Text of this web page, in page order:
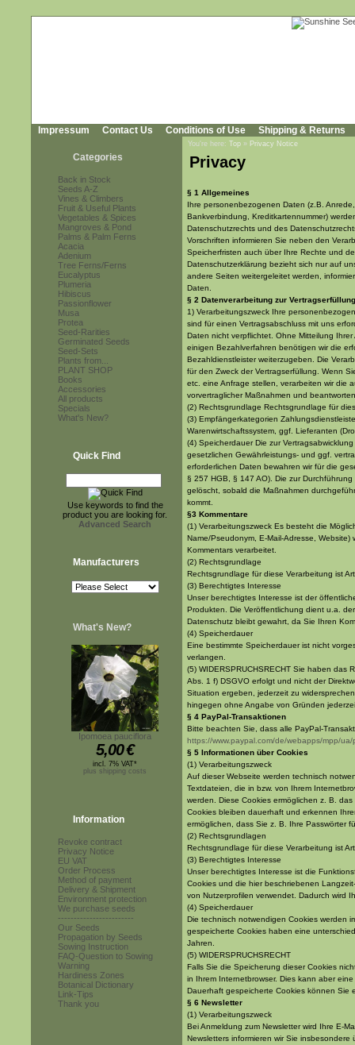
Impressum Contact Us Conditions of Use Shipping & Returns
Categories
Back in Stock
Seeds A-Z
Vines & Climbers
Fruit & Useful Plants
Vegetables & Spices
Mangroves & Pond
Palms & Palm Ferns
Acacia
Adenium
Tree Ferns/Ferns
Eucalyptus
Plumeria
Hibiscus
Passionflower
Musa
Protea
Seed-Rarities
Germinated Seeds
Seed-Sets
Plants from...
PLANT SHOP
Books
Accessories
All products
Specials
What's New?
Quick Find
Use keywords to find the
product you are looking for.
Advanced Search
Manufacturers
What's New?
Ipomoea pauciflora
5,00€
incl. 7% VAT*
plus shipping costs
Information
Revoke contract
Privacy Notice
EU VAT
Order Process
Method of payment
Delivery & Shipment
Environment protection
We purchase seeds
------------------------
Our Seeds
Propagation by Seeds
Sowing Instruction
FAQ-Question to Sowing
Warning
Hardiness Zones
Botanical Dictionary
Link-Tips
Thank you
You're here: Top » Privacy Notice
Privacy
§ 1 Allgemeines
Ihre personenbezogenen Daten (z.B.
Bankverbindung, Kreditkartennummer)
Datenschutzrechts und des
Vorschriften informieren Sie neben den
Speicherfristen auch über Ihre Rechte und
Datenschutzerklärung bezieht sich nur auf
andere Seiten weitergeleitet werden,
Daten.
§ 2 Datenverarbeitung zur Vertragserfüllung
1) Verarbeitungszweck Ihre
sind für einen Vertragsabschluss mit uns
Daten nicht verpflichtet. Ohne Mitteilung
einigen Bezahlverfahren benötigen wir die
Bezahldienstleister weiterzugeben. Die
für den Zweck der Vertragserfüllung. Wenn
etc. eine Anfrage stellen, verarbeiten wir die
vorvertraglicher Maßnahmen und
(2) Rechtsgrundlage Rechtsgrundlage für
(3) Empfängerkategorien
Warenwirtschaftssystem, ggf. Lieferanten
(4) Speicherdauer Die zur
gesetzlichen Gewährleistungs- und ggf.
erforderlichen Daten bewahren wir für die
§ 257 HGB, § 147 AO). Die zur
gelöscht, sobald die Maßnahmen
kommt.
§3 Kommentare
(1) Verarbeitungszweck Es besteht die
Name/Pseudonym, E-Mail-Adresse,
Kommentars verarbeitet.
(2) Rechtsgrundlage
Rechtsgrundlage für diese Verarbeitung ist
(3) Berechtigtes Interesse
Unser berechtigtes Interesse ist der
Produkten. Die Veröffentlichung dient u.a.
Datenschutz bleibt gewahrt, da Sie Ihren
(4) Speicherdauer
Eine bestimmte Speicherdauer ist nicht
verlangen.
(5) WIDERSPRUCHSRECHT Sie haben das
Abs. 1 f) DSGVO erfolgt und nicht der
Situation ergeben, jederzeit zu
hingegen ohne Angabe von Gründen
§ 4 PayPal-Transaktionen
Bitte beachten Sie, dass alle PayPal-
https://www.paypal.com/de/webapps/mpp/ua/
§ 5 Informationen über Cookies
(1) Verarbeitungszweck
Auf dieser Webseite werden technisch
Textdateien, die in bzw. von Ihrem
werden. Diese Cookies ermöglichen z. B.
Cookies bleiben dauerhaft und erkennen
ermöglichen, dass Sie z. B. Ihre Passwörter
(2) Rechtsgrundlagen
Rechtsgrundlage für diese Verarbeitung ist
(3) Berechtigtes Interesse
Unser berechtigtes Interesse ist die
Cookies und die hier beschriebenen
von Nutzerprofilen verwendet. Dadurch wird
(4) Speicherdauer
Die technisch notwendigen Cookies werden
gespeicherte Cookies haben eine
Jahren.
(5) WIDERSPRUCHSRECHT
Falls Sie die Speicherung dieser Cookies
in Ihrem Internetbrowser. Dies kann aber
Dauerhaft gespeicherte Cookies können
§ 6 Newsletter
(1) Verarbeitungszweck
Bei Anmeldung zum Newsletter wird Ihre E-
Newsletters informieren wir Sie